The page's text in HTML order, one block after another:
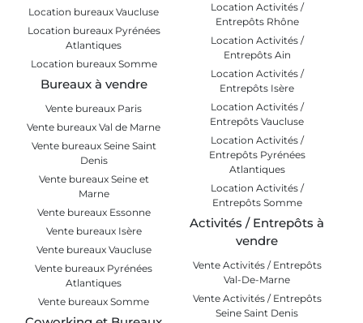
Location bureaux Vaucluse
Location bureaux Pyrénées
Atlantiques
Location bureaux Somme
Bureaux à vendre
Vente bureaux Paris
Vente bureaux Val de Marne
Vente bureaux Seine Saint
Denis
Vente bureaux Seine et
Marne
Vente bureaux Essonne
Vente bureaux Isère
Vente bureaux Vaucluse
Vente bureaux Pyrénées
Atlantiques
Vente bureaux Somme
Location Activités /
Entrepôts Rhône
Location Activités /
Entrepôts Ain
Location Activités /
Entrepôts Isère
Location Activités /
Entrepôts Vaucluse
Location Activités /
Entrepôts Pyrénées
Atlantiques
Location Activités /
Entrepôts Somme
Activités / Entrepôts à
vendre
Vente Activités / Entrepôts
Val-De-Marne
Vente Activités / Entrepôts
Seine Saint Denis